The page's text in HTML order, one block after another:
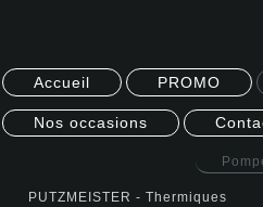
Accueil PROMO
Nos occasions
PUTZMEISTER - Thermiques